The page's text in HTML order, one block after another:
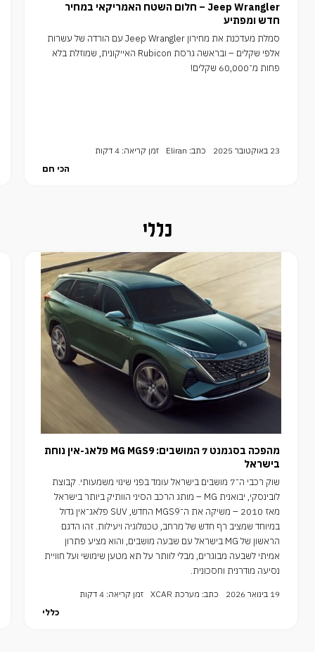
Jeep Wrangler – חלום השטח האמריקאי במחיר
חדש ומפתיע
סמלת מעדכנת את מחירון Jeep Wrangler עם הורדה של עשרות
אלפי שקלים – ובראשה גרסת Rubicon האייקונית, שמוזלת בלא
פחות מ־60,000 שקלים!
23 באוקטובר 2025 כתב: Eliran
זמן קריאה: 4 דקות
הכי חם
כללי
מהפכה בסגמנט 7 המושבים: MG MGS9 פלאג-אין נוחת
בישראל
שוק רכבי ה־7 מושבים בישראל עומד בפני שינוי משמעותי. קבוצת
לובינסקי, יבואנית MG – מותג הרכב הסיני הוותיק ביותר בישראל
מאז 2010 – משיקה את ה־MGS9 החדש, SUV פלאג־אין גדול
במיוחד שמציב רף חדש של מרחב, טכנולוגיה ויעילות. זהו הדגם
הראשון של MG בישראל עם שבעה מושבים, והוא מציע פתרון
אמיתי לשבעה מבוגרים, מבלי לוותר על תא מטען שימושי ועל חוויית
נסיעה מודרנית וחסכונית.
19 בינואר 2026 כתב: מערכת XCAR
זמן קריאה: 4 דקות
כללי